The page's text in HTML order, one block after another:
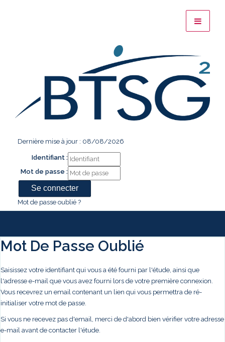
Dernière mise à jour : 08/08/2026
Identifiant :
Mot de passe :
Mot de passe oublié ?
Mot De Passe Oublié
Saisissez votre identifiant qui vous a été fourni par l'étude, ainsi que
l'adresse e-mail que vous avez fourni lors de votre première connexion.
Vous recevrez un email contenant un lien qui vous permettra de ré-
initialiser votre mot de passe.
Si vous ne recevez pas d'email, merci de d'abord bien vérifier votre adresse
e-mail avant de contacter l'étude.